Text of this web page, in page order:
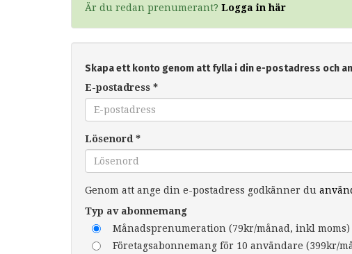
Är du redan prenumerant? Logga in här
Skapa ett konto genom att fylla i din e-postadress och
E-postadress *
Lösenord *
Genom att ange din e-postadress godkänner du
Typ av abonnemang
Månadsprenumeration (79kr/månad, inkl moms)
Företagsabonnemang för 10 användare (399kr/